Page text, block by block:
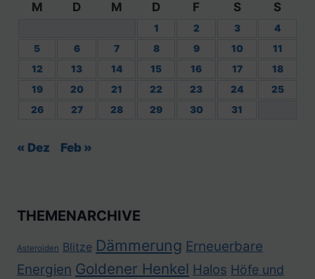
M
D M D F S S
1 2 3
4
5
6 7 8 9 10
11
12
13 14 15 16 17
18
19
20 21 22 23 24
25
26
27 28 29 30 31
« Dez Feb »
THEMENARCHIVE
Asteroiden Blitze Dämmerung Erneuerbare
Energien Goldener Henkel Halos Höfe und